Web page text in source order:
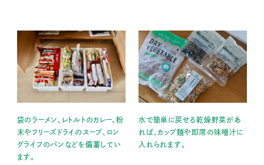
袋のラーメン、レトルトのカレー、粉
末やフリーズドライのスープ、ロン
グライフのパンなどを備蓄してい
ます。
水で簡単に戻せる乾燥野菜があ
れば、カップ麺や即席の味噌汁に
入れられます。